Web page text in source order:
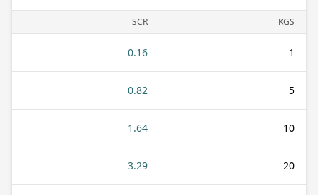
KGS
SCR
1
0.16
5
0.82
10
1.64
20
3.29